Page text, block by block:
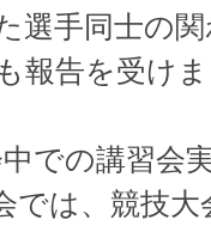
選手同士の
報告を受け
中での講習会
では、競技